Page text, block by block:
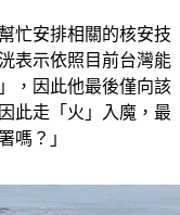
忙安排相關的核安技
表示依照目前台灣能
，因此他最後僅向該
此走「火」入魔，最
嗎？」